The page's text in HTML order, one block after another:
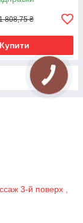
мм 300 см
808,75 ₴
Купити
3-й поверх ,